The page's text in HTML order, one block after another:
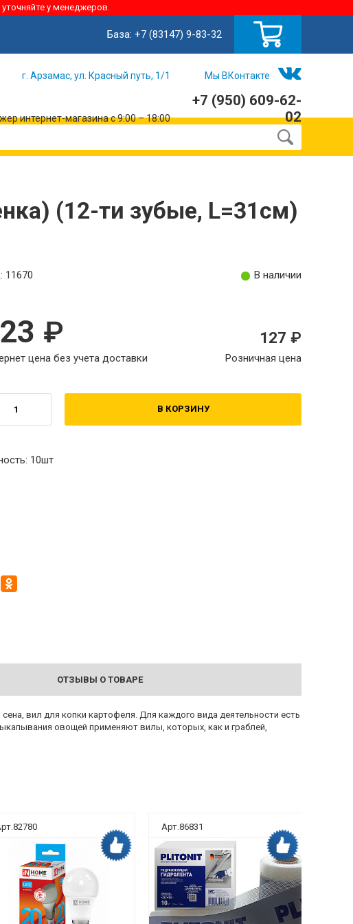
у менеджеров.
База: +7 (83147) 9-83-32
г. Арзамас, ул. Красный путь, 1/1 Мы ВКонтакте
интернет-магазина с 9:00 – 18:00
+7 (950) 609-62-
02
(12-ти зубые, L=31см)
11670 В наличии
цена без учета доставки
127
Розничная цена
В КОРЗИНУ
10шт
ОТЗЫВЫ О ТОВАРЕ
вил для копки картофеля. Для каждого вида деятельности есть
овощей применяют вилы, которых, как и граблей,
Арт.86831
Дока рекомендует Дока рекомендует